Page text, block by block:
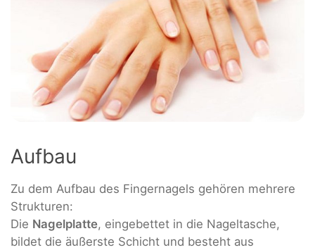
Aufbau
Zu dem Aufbau des Fingernagels gehören mehrere
Strukturen:
Die Nagelplatte, eingebettet in die Nageltasche,
bildet die äußerste Schicht und besteht aus